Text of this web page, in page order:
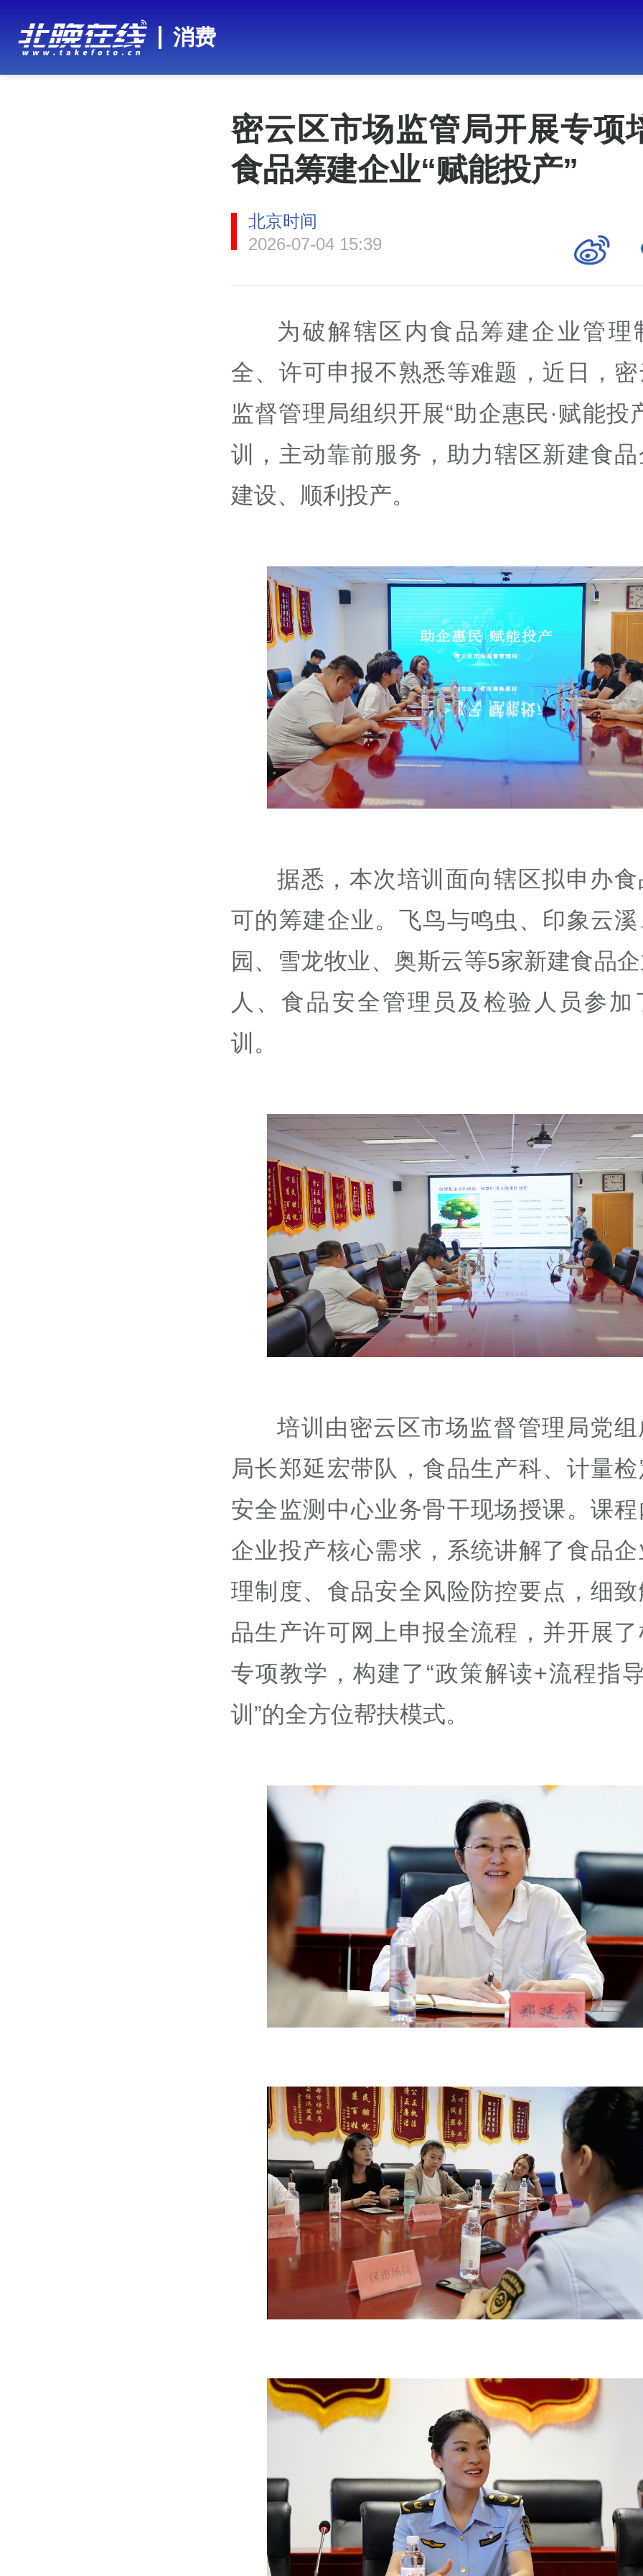
消费
密云区市场监管局开展专项
食品筹建企业“赋能投产”
北京时间
2026-07-04 15:39
为破解辖区内食品筹建企业管理
全、许可申报不熟悉等难题，近日，
监督管理局组织开展“助企惠民·赋能投
训，主动靠前服务，助力辖区新建食
建设、顺利投产。
据悉，本次培训面向辖区拟申办
可的筹建企业。飞鸟与鸣虫、印象云
园、雪龙牧业、奥斯云等5家新建食品
人、食品安全管理员及检验人员参加
训。
培训由密云区市场监督管理局党
局长郑延宏带队，食品生产科、计量
安全监测中心业务骨干现场授课。课
企业投产核心需求，系统讲解了食品
理制度、食品安全风险防控要点，细
品生产许可网上申报全流程，并开展
专项教学，构建了“政策解读+流程指
训”的全方位帮扶模式。